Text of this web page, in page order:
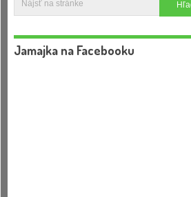
Jamajka na Facebooku